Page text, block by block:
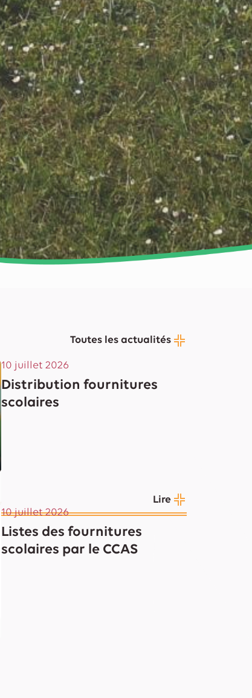
Toutes les actualités
10 juillet 2026
Distribution fournitures
scolaires
Lire
10 juillet 2026
Listes des fournitures
scolaires par le CCAS